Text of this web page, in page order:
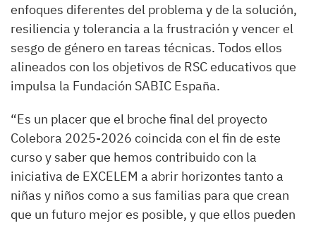
enfoques diferentes del problema y de la solución,
resiliencia y tolerancia a la frustración y vencer el
sesgo de género en tareas técnicas. Todos ellos
alineados con los objetivos de RSC educativos que
impulsa la Fundación SABIC España.
“Es un placer que el broche final del proyecto
Colebora 2025-2026 coincida con el fin de este
curso y saber que hemos contribuido con la
iniciativa de EXCELEM a abrir horizontes tanto a
niñas y niños como a sus familias para que crean
que un futuro mejor es posible, y que ellos pueden